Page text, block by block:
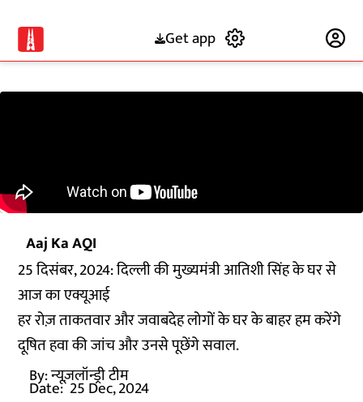
Get app
Aaj Ka AQI
25 दिसंबर, 2024: दिल्ली की मुख्यमंत्री आतिशी सिंह के घर से
आज का एक्यूआई
हर रोज़ ताकतवार और जवाबदेह लोगों के घर के बाहर हम करेंगे
दूषित हवा की जांच और उनसे पूछेंगे सवाल.
By:न्यूज़लॉन्ड्री टीम
Date: 25 Dec, 2024